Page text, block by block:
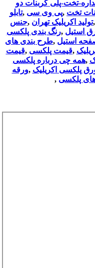
تخت-پلی کربنات دو
تخت ,پی وی سی ,تابلو
,تولید اکریلیک تهران ,جنس
استیل ,رنگ بندی پلکسی
استیل ,طرح بندی های
,قیمت پلکسی ,قیمت
,همه چی درباره پلکسی
پلکسی اکریلیک ,ورقه
پلکسی ,